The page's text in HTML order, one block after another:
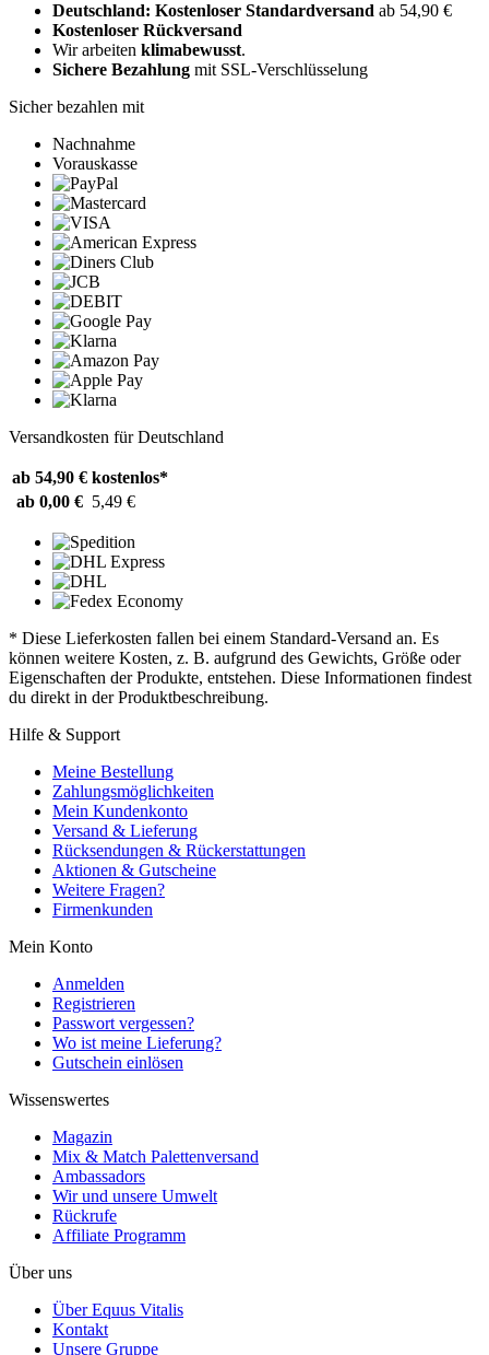
Deutschland: Kostenloser Standardversand ab 54,90 €
Kostenloser Rückversand
Wir arbeiten klimabewusst.
Sichere Bezahlung mit SSL-Verschlüsselung
Sicher bezahlen mit
Nachnahme
Vorauskasse
Versandkosten für Deutschland
ab 54,90 € kostenlos*
ab 0,00 € 5,49 €
* Diese Lieferkosten fallen bei einem Standard-Versand an. Es
können weitere Kosten, z. B. aufgrund des Gewichts, Größe oder
Eigenschaften der Produkte, entstehen. Diese Informationen findest
du direkt in der Produktbeschreibung.
Hilfe & Support
Meine Bestellung
Zahlungsmöglichkeiten
Mein Kundenkonto
Versand & Lieferung
Rücksendungen & Rückerstattungen
Aktionen & Gutscheine
Weitere Fragen?
Firmenkunden
Mein Konto
Anmelden
Registrieren
Passwort vergessen?
Wo ist meine Lieferung?
Gutschein einlösen
Wissenswertes
Magazin
Mix & Match Palettenversand
Ambassadors
Wir und unsere Umwelt
Rückrufe
Affiliate Programm
Über uns
Über Equus Vitalis
Kontakt
Unsere Gruppe